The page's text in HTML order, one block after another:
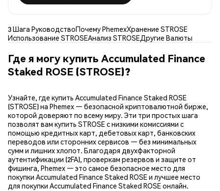
3 Шага РуководствоПочему PhemexХранение STROSE
Использование STROSEАнализ STROSEДругие Валюты
Где я могу купить Accumulated Finance
Staked ROSE (STROSE)?
Узнайте, где купить Accumulated Finance Staked ROSE
(STROSE) на Phemex — безопасной криптовалютной бирже,
которой доверяют по всему миру. Эти три простых шага
позволят вам купить STROSE с низкими комиссиями с
помощью кредитных карт, дебетовых карт, банковских
переводов или сторонних сервисов — без минимальных
сумм и лишних хлопот. Благодаря двухфакторной
аутентификации (2FA), проверкам резервов и защите от
фишинга, Phemex — это самое безопасное место для
покупки Accumulated Finance Staked ROSE и лучшее место
для покупки Accumulated Finance Staked ROSE онлайн.